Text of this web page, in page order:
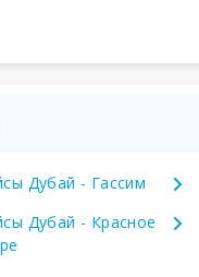
Дубай - Гассим
Дубай - Красное